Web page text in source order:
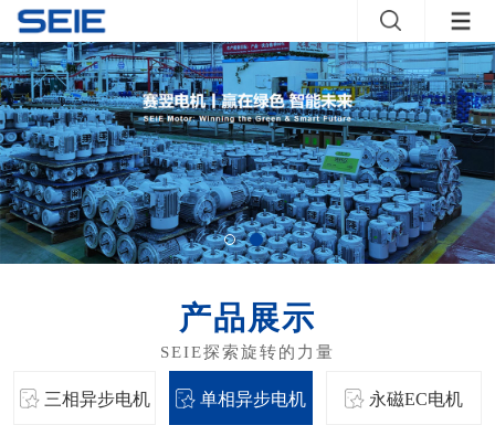
产品展示
三相异步电机 单相异步电机 永磁EC电机